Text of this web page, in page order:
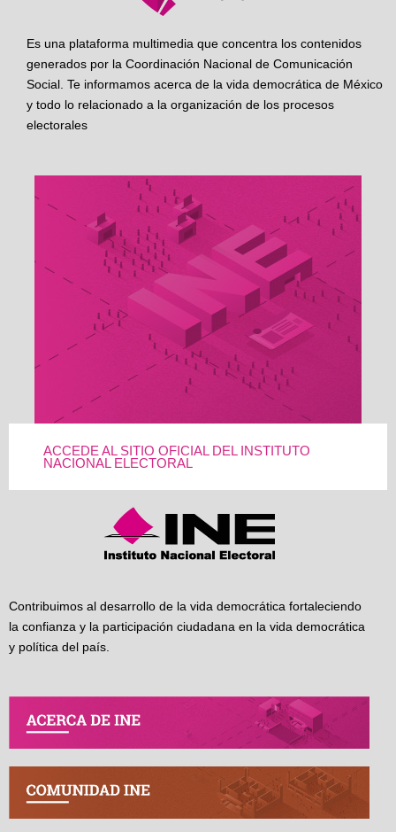
Es una plataforma multimedia que concentra los contenidos
generados por la Coordinación Nacional de Comunicación
Social. Te informamos acerca de la vida democrática de México
y todo lo relacionado a la organización de los procesos
electorales
ACCEDE AL SITIO OFICIAL DEL INSTITUTO
NACIONAL ELECTORAL
Contribuimos al desarrollo de la vida democrática fortaleciendo
la confianza y la participación ciudadana en la vida democrática
y política del país.